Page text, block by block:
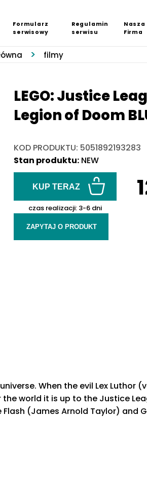
Formularz
serwisowy
Regulamin
serwisu
Nasza
Firma
filmy
LEGO: Justice
Legion of Doom
KOD PRODUKTU: 5051892193283
Stan produktu: NEW
KUP TERAZ
czas realizacji: 3-6 dni
ZAPYTAJ O PRODUKT
When the evil Lex Luthor
world it is up to the Justice
(James Arnold Taylor) and